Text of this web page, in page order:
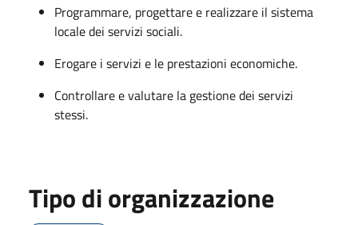
Programmare, progettare e realizzare il sistema
locale dei servizi sociali.
Erogare i servizi e le prestazioni economiche.
Controllare e valutare la gestione dei servizi
stessi.
Tipo di organizzazione